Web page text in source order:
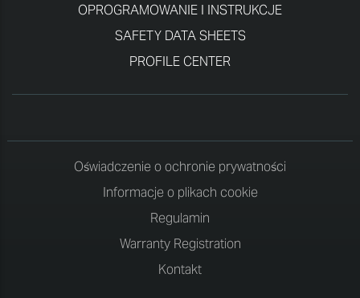
OPROGRAMOWANIE I INSTRUKCJE
SAFETY DATA SHEETS
PROFILE CENTER
Oświadczenie o ochronie prywatności
Informacje o plikach cookie
Regulamin
Warranty Registration
Kontakt